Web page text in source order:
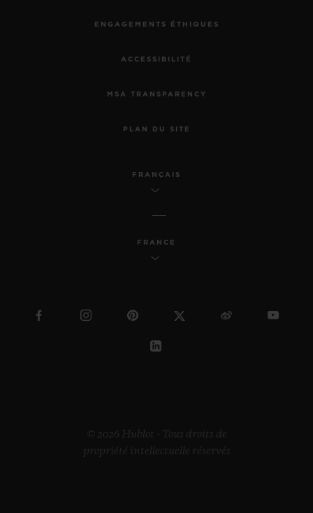
ENGAGEMENTS ÉTHIQUES
ACCESSIBILITÉ
MSA TRANSPARENCY
PLAN DU SITE
FRANÇAIS
FRANCE
© 2026 Hublot - Tous droits de
propriété intellectuelle réservés